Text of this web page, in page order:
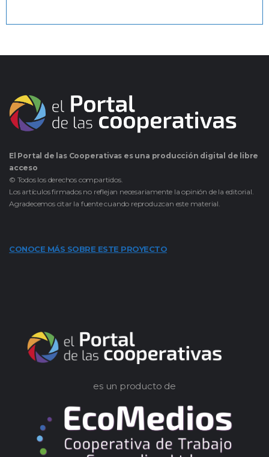
El Portal de las Cooperativas es una producción digital de libre
acceso
© Todos los derechos compartidos.
Los artículos firmados no reflejan necesariamente la opinión de la editorial.
Agradecemos citar la fuente cuando reproduzcan este material.
CONOCE MÁS SOBRE ESTE PROYECTO
es un producto de